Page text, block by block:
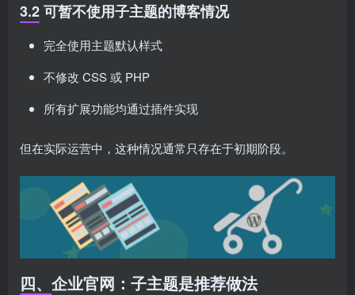
3.2 可暂不使用子主题的博客情况
完全使用主题默认样式
不修改 CSS 或 PHP
所有扩展功能均通过插件实现
但在实际运营中，这种情况通常只存在于初期阶段。
四、企业官网：子主题是推荐做法